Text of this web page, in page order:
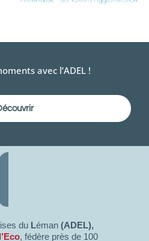
avec l’ADEL !
du Léman (ADEL),
, fédère près de 100